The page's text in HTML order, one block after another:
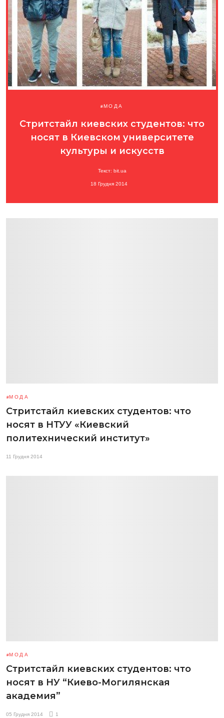
МОДА
Стритстайл киевских студентов: что
носят в Киевском университете
культуры и искусств
Текст: bit.ua
18 Грудня 2014
МОДА
Стритстайл киевских студентов: что
носят в НТУУ «Киевский
политехнический институт»
11 Грудня 2014
МОДА
Стритстайл киевских студентов: что
носят в НУ “Киево-Могилянская
академия”
05 Грудня 2014 1